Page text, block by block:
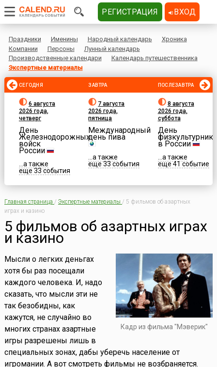
Праздники Именины Народный календарь
Хроника
Компании
Персоны
Лунный календарь
Производственные календари
Календарь путешественника
Экспертные материалы
СЕГОДНЯ
6 августа
2026 года,
четверг
День
Железнодорожных
войск
России
...а также
еще 33 события
ЗАВТРА
7 августа
2026 года,
пятница
Международный
день пива
...а также
еще 33 события
ПОСЛЕЗАВТРА
8 августа
2026 года,
суббота
День
физкультурника
в России
...а также
еще 41 событие
Главная страница / Экспертные материалы / 5 фильмов об азартных
играх и казино
5 фильмов об азартных играх
и казино
Кадр из фильма "Мэверик"
Мысли о легких деньгах
хотя бы раз посещали
каждого человека. И, надо
сказать, что мысли эти не
так безобидны, как
кажутся, не случайно во
многих странах азартные
игры разрешены лишь в
специальных зонах, дабы уберечь население от
игромании. А вот смотреть фильмы не возбраняется.
РЕГИСТРАЦИЯ ВХОД